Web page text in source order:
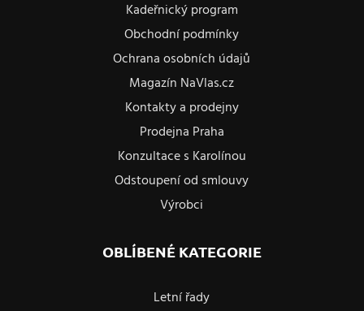
Kadeřnický program
Obchodní podmínky
Ochrana osobních údajů
Magazín NaVlas.cz
Kontakty a prodejny
Prodejna Praha
Konzultace s Karolínou
Odstoupení od smlouvy
Výrobci
OBLÍBENÉ KATEGORIE
Letní řady